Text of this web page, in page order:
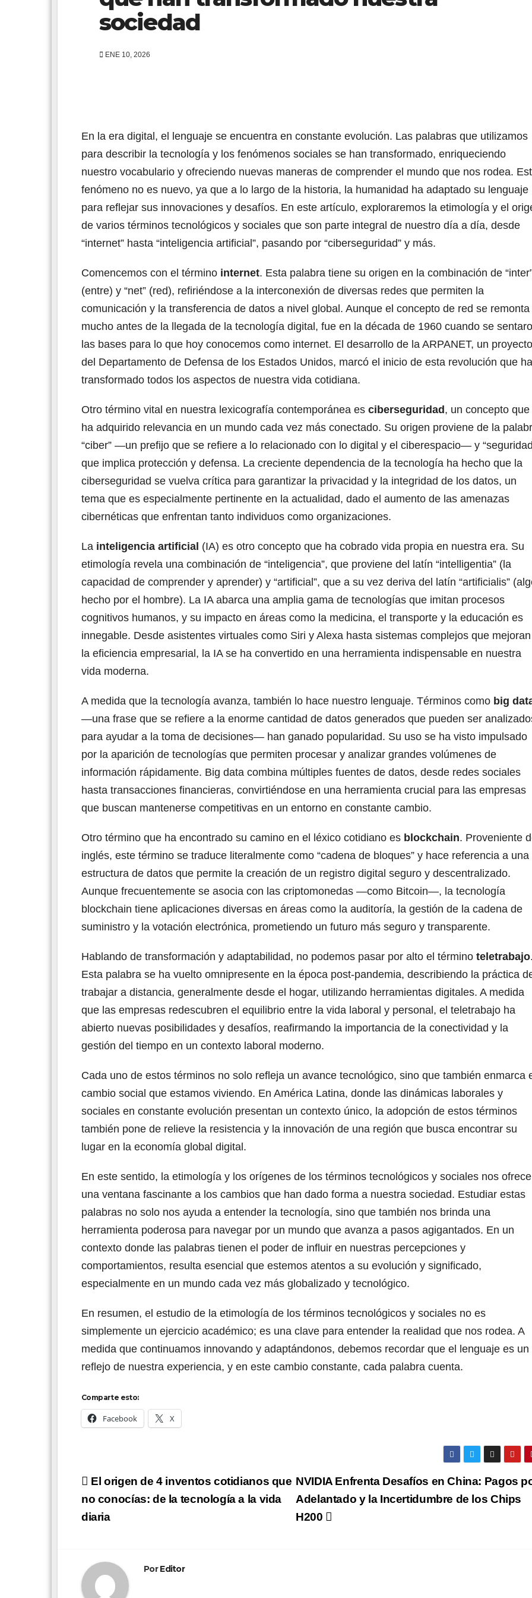
sociedad
ENE 10, 2026
En la era digital, el lenguaje se encuentra en constante evolución. Las palabras que utilizamos
para describir la tecnología y los fenómenos sociales se han transformado, enriqueciendo
nuestro vocabulario y ofreciendo nuevas maneras de comprender el mundo que nos rodea.
fenómeno no es nuevo, ya que a lo largo de la historia, la humanidad ha adaptado su lenguaje
para reflejar sus innovaciones y desafíos. En este artículo, exploraremos la etimología y el
de varios términos tecnológicos y sociales que son parte integral de nuestro día a día, desde
“internet” hasta “inteligencia artificial”, pasando por “ciberseguridad” y más.
Comencemos con el término internet. Esta palabra tiene su origen en la combinación de
(entre) y “net” (red), refiriéndose a la interconexión de diversas redes que permiten la
comunicación y la transferencia de datos a nivel global. Aunque el concepto de red se remonta
mucho antes de la llegada de la tecnología digital, fue en la década de 1960 cuando se
las bases para lo que hoy conocemos como internet. El desarrollo de la ARPANET, un proyecto
del Departamento de Defensa de los Estados Unidos, marcó el inicio de esta revolución que ha
transformado todos los aspectos de nuestra vida cotidiana.
Otro término vital en nuestra lexicografía contemporánea es ciberseguridad, un concepto que
ha adquirido relevancia en un mundo cada vez más conectado. Su origen proviene de la
“ciber” —un prefijo que se refiere a lo relacionado con lo digital y el ciberespacio— y
que implica protección y defensa. La creciente dependencia de la tecnología ha hecho que la
ciberseguridad se vuelva crítica para garantizar la privacidad y la integridad de los datos, un
tema que es especialmente pertinente en la actualidad, dado el aumento de las amenazas
cibernéticas que enfrentan tanto individuos como organizaciones.
La inteligencia artificial (IA) es otro concepto que ha cobrado vida propia en nuestra era. Su
etimología revela una combinación de “inteligencia”, que proviene del latín “intelligentia” (la
capacidad de comprender y aprender) y “artificial”, que a su vez deriva del latín “artificialis”
hecho por el hombre). La IA abarca una amplia gama de tecnologías que imitan procesos
cognitivos humanos, y su impacto en áreas como la medicina, el transporte y la educación es
innegable. Desde asistentes virtuales como Siri y Alexa hasta sistemas complejos que mejoran
la eficiencia empresarial, la IA se ha convertido en una herramienta indispensable en nuestra
vida moderna.
A medida que la tecnología avanza, también lo hace nuestro lenguaje. Términos como big
—una frase que se refiere a la enorme cantidad de datos generados que pueden ser
para ayudar a la toma de decisiones— han ganado popularidad. Su uso se ha visto impulsado
por la aparición de tecnologías que permiten procesar y analizar grandes volúmenes de
información rápidamente. Big data combina múltiples fuentes de datos, desde redes sociales
hasta transacciones financieras, convirtiéndose en una herramienta crucial para las empresas
que buscan mantenerse competitivas en un entorno en constante cambio.
Otro término que ha encontrado su camino en el léxico cotidiano es blockchain. Proveniente
inglés, este término se traduce literalmente como “cadena de bloques” y hace referencia a una
estructura de datos que permite la creación de un registro digital seguro y descentralizado.
Aunque frecuentemente se asocia con las criptomonedas —como Bitcoin—, la tecnología
blockchain tiene aplicaciones diversas en áreas como la auditoría, la gestión de la cadena de
suministro y la votación electrónica, prometiendo un futuro más seguro y transparente.
Hablando de transformación y adaptabilidad, no podemos pasar por alto el término teletrabajo
Esta palabra se ha vuelto omnipresente en la época post-pandemia, describiendo la práctica
trabajar a distancia, generalmente desde el hogar, utilizando herramientas digitales. A medida
que las empresas redescubren el equilibrio entre la vida laboral y personal, el teletrabajo ha
abierto nuevas posibilidades y desafíos, reafirmando la importancia de la conectividad y la
gestión del tiempo en un contexto laboral moderno.
Cada uno de estos términos no solo refleja un avance tecnológico, sino que también enmarca
cambio social que estamos viviendo. En América Latina, donde las dinámicas laborales y
sociales en constante evolución presentan un contexto único, la adopción de estos términos
también pone de relieve la resistencia y la innovación de una región que busca encontrar su
lugar en la economía global digital.
En este sentido, la etimología y los orígenes de los términos tecnológicos y sociales nos
una ventana fascinante a los cambios que han dado forma a nuestra sociedad. Estudiar estas
palabras no solo nos ayuda a entender la tecnología, sino que también nos brinda una
herramienta poderosa para navegar por un mundo que avanza a pasos agigantados. En un
contexto donde las palabras tienen el poder de influir en nuestras percepciones y
comportamientos, resulta esencial que estemos atentos a su evolución y significado,
especialmente en un mundo cada vez más globalizado y tecnológico.
En resumen, el estudio de la etimología de los términos tecnológicos y sociales no es
simplemente un ejercicio académico; es una clave para entender la realidad que nos rodea. A
medida que continuamos innovando y adaptándonos, debemos recordar que el lenguaje es un
reflejo de nuestra experiencia, y en este cambio constante, cada palabra cuenta.
Comparte esto:
Facebook X
Navegación
de
entradas
NVIDIA Enfrenta Desafíos en China: Pagos
Adelantado y la Incertidumbre de los Chips
H200
El origen de 4 inventos cotidianos que
no conocías: de la tecnología a la vida
diaria
PorEditor